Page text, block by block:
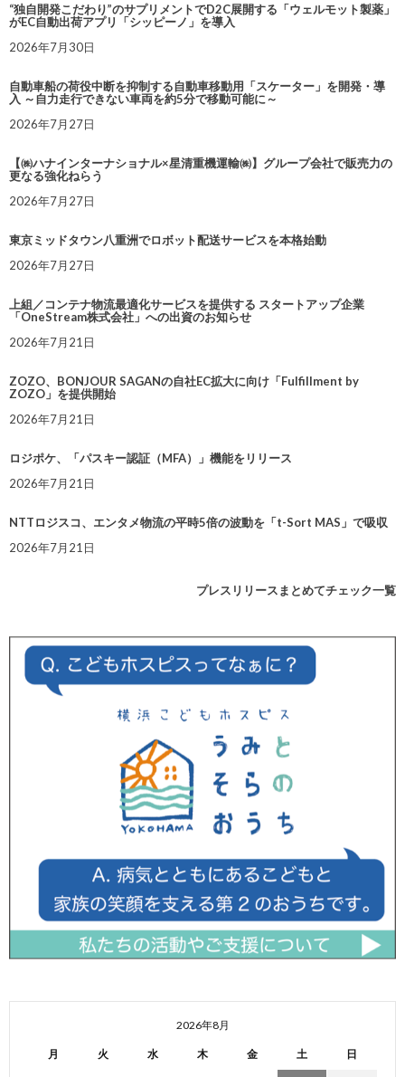
“独自開発こだわり”のサプリメントでD2C展開する「ウェルモット製薬」
がEC自動出荷アプリ「シッピーノ」を導入
2026年7月30日
自動車船の荷役中断を抑制する自動車移動用「スケーター」を開発・導
入 ～自力走行できない車両を約5分で移動可能に～
2026年7月27日
【㈱ハナインターナショナル×星清重機運輸㈱】グループ会社で販売力の
更なる強化ねらう
2026年7月27日
東京ミッドタウン八重洲でロボット配送サービスを本格始動
2026年7月27日
上組／コンテナ物流最適化サービスを提供する スタートアップ企業
「OneStream株式会社」への出資のお知らせ
2026年7月21日
ZOZO、BONJOUR SAGANの自社EC拡大に向け「Fulfillment by
ZOZO」を提供開始
2026年7月21日
ロジポケ、「パスキー認証（MFA）」機能をリリース
2026年7月21日
NTTロジスコ、エンタメ物流の平時5倍の波動を「t-Sort MAS」で吸収
2026年7月21日
プレスリリースまとめてチェック一覧
2026年8月
月 火 水 木 金 土 日